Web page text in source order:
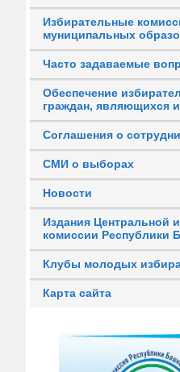
Избирательные
муниципальных
Часто задаваемые
Обеспечение
граждан, являющихся
Соглашения о
СМИ о выборах
Новости
Издания Центральной
комиссии Республики
Клубы молодых
Карта сайта